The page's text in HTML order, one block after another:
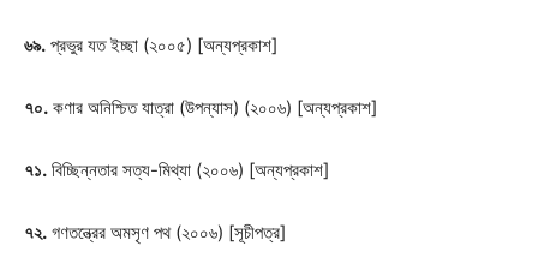
৬৯. প্রভুর যত ইচ্ছা (২০০৫) [অন্যপ্রকাশ]
৭০. কণার অনিশ্চিত যাত্রা (উপন্যাস) (২০০৬) [অন্যপ্রকাশ]
৭১. বিচ্ছিন্নতার সত্য-মিথ্যা (২০০৬) [অন্যপ্রকাশ]
৭২. গণতন্ত্রের অমসৃণ পথ (২০০৬) [সূচীপত্র]